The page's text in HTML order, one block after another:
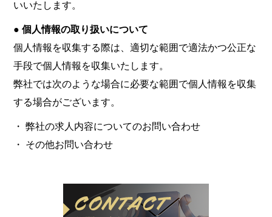
いいたします。
● 個人情報の取り扱いについて
個人情報を収集する際は、適切な範囲で適法かつ公正な
手段で個人情報を収集いたします。
弊社では次のような場合に必要な範囲で個人情報を収集
する場合がございます。
・ 弊社の求人内容についてのお問い合わせ
・ その他お問い合わせ